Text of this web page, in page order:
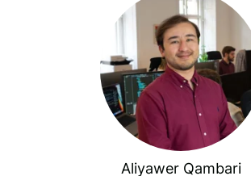
Aliyawer Qambari